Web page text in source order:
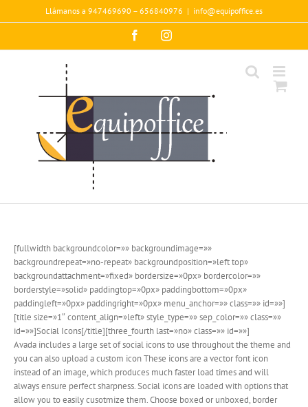
al
Llámanos a 947469690 – 656840976 | info@equipoffice.es
FacebookInstagram
[fullwidth backgroundcolor=»» backgroundimage=»»
backgroundrepeat=»no-repeat» backgroundposition=»left top»
backgroundattachment=»fixed» bordersize=»0px» bordercolor=»»
borderstyle=»solid» paddingtop=»0px» paddingbottom=»0px»
paddingleft=»0px» paddingright=»0px» menu_anchor=»» class=»» id=»»]
[title size=»1″ content_align=»left» style_type=»» sep_color=»» class=»»
id=»»]Social Icons[/title][three_fourth last=»no» class=»» id=»»]
Avada includes a large set of social icons to use throughout the theme and
you can also upload a custom icon These icons are a vector font icon
instead of an image, which produces much faster load times and will
always ensure perfect sharpness. Social icons are loaded with options that
allow you to easily cusotmize them. Choose boxed or unboxed, border